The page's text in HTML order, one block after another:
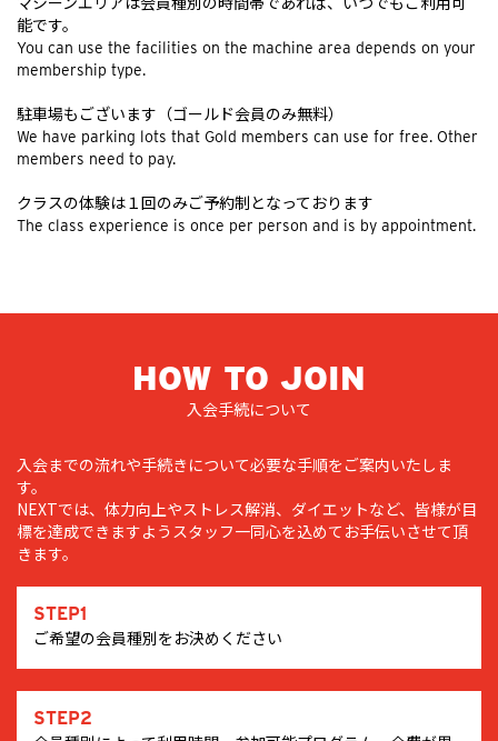
能です。
You can use the facilities on the machine area depends on your
membership type.
駐車場もございます（ゴールド会員のみ無料）
We have parking lots that Gold members can use for free. Other
members need to pay.
クラスの体験は１回のみご予約制となっております
The class experience is once per person and is by appointment.
HOW TO JOIN
入会手続について
入会までの流れや手続きについて必要な手順をご案内いたしま
す。
NEXTでは、体力向上やストレス解消、ダイエットなど、皆様が目
標を達成できますようスタッフ一同心を込めてお手伝いさせて頂
きます。
STEP1
ご希望の会員種別をお決めください
STEP2